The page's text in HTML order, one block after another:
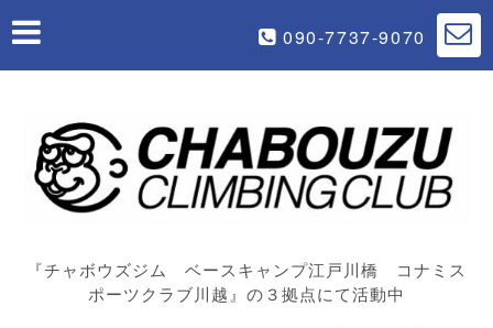
090-7737-9070
『チャボウズジム ベースキャンプ江戸川橋 コナミス
ポーツクラブ川越』の３拠点にて活動中